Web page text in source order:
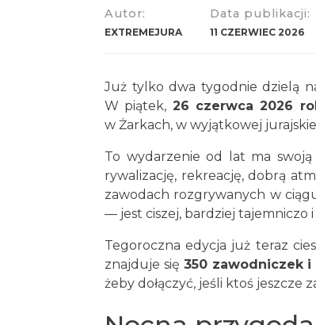
Autor:
EXTREMEJURA
Data publikacji:
11 CZERWIEC 2026
Już tylko dwa tygodnie dzielą
W piątek, 26 czerwca 2026
w Żarkach, w wyjątkowej
To wydarzenie od lat ma
rywalizację, rekreację, dobrą
zawodach rozgrywanych w
— jest ciszej, bardziej tajemniczo
Tegoroczna edycja już teraz
znajduje się 350 zawodniczek
żeby dołączyć, jeśli ktoś jeszcze